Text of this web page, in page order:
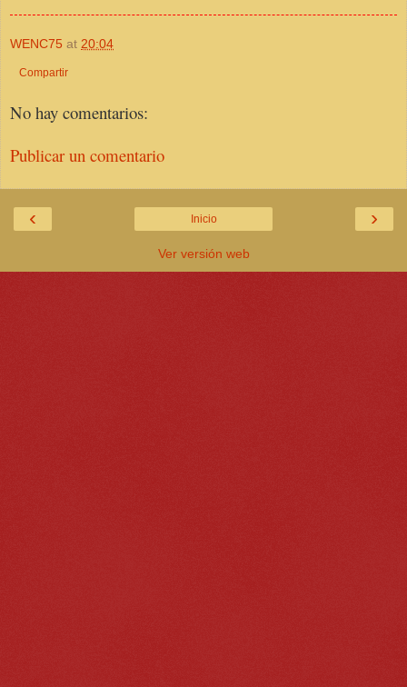
WENC75 at 20:04
Compartir
No hay comentarios:
Publicar un comentario
‹ ›
Inicio
Ver versión web